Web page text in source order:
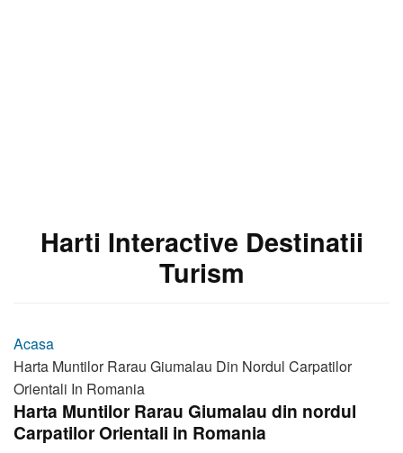
Harti Interactive Destinatii
Turism
Acasa
Harta Muntilor Rarau Giumalau Din Nordul Carpatilor
Orientali In Romania
Harta Muntilor Rarau Giumalau din nordul
Carpatilor Orientali in Romania